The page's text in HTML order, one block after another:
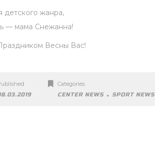
детского жанра,
— мама Снежанна!
Весны Вас!
Categories
CENTER NEWS . SPORT NEWS